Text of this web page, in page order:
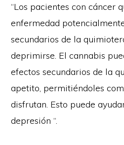
“Los pacientes con cáncer
enfermedad
secundarios de la
deprimirse. El cannabis
efectos secundarios de la
apetito, permitiéndoles
disfrutan. Esto puede
depresión “.